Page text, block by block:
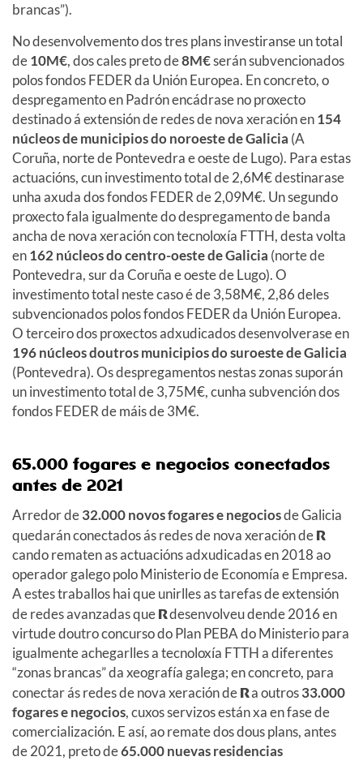
brancas”).
No desenvolvemento dos tres plans investiranse un total
de10M€, dos cales preto de8M€serán subvencionados
polos fondos FEDER da Unión Europea. En concreto, o
despregamento en Padrón encádrase no proxecto
destinado á extensión de redes de nova xeración en154
núcleos de municipios do noroeste de Galicia (A
Coruña, norte de Pontevedra e oeste de Lugo). Para estas
actuacións, cun investimento total de 2,6M€ destinarase
unha axuda dos fondos FEDER de 2,09M€. Un segundo
proxecto fala igualmente do despregamento de banda
ancha de nova xeración con tecnoloxía FTTH, desta volta
en162 núcleos do centro-oeste de Galicia (norte de
Pontevedra, sur da Coruña e oeste de Lugo). O
investimento total neste caso é de 3,58M€, 2,86 deles
subvencionados polos fondos FEDER da Unión Europea.
O terceiro dos proxectos adxudicados desenvolverase en
196 núcleos doutros municipios do suroeste de Galicia
(Pontevedra). Os despregamentos nestas zonas suporán
un investimento total de 3,75M€, cunha subvención dos
fondos FEDER de máis de 3M€.
65.000 fogares e negocios conectados
antes de 2021
Arredor de32.000 novos fogares e negociosde Galicia
quedarán conectados ás redes de nova xeración deR
cando rematen as actuacións adxudicadas en 2018 ao
operador galego polo Ministerio de Economía e Empresa.
A estes traballos hai que unirlles as tarefas de extensión
de redes avanzadas queRdesenvolveu dende 2016 en
virtude doutro concurso do Plan PEBA do Ministerio para
igualmente achegarlles a tecnoloxía FTTH a diferentes
“zonas brancas” da xeografía galega; en concreto, para
conectar ás redes de nova xeración deRa outros33.000
fogares e negocios, cuxos servizos están xa en fase de
comercialización. E así, ao remate dos dous plans, antes
de 2021, preto de65.000 nuevas residencias